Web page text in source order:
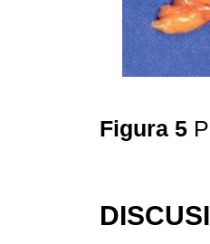
Figura 5